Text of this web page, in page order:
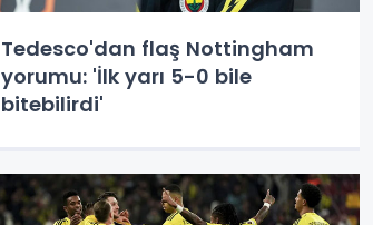
Tedesco'dan flaş Nottingham
yorumu: 'İlk yarı 5-0 bile
bitebilirdi'